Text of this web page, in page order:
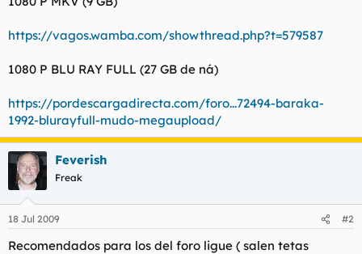
https://vagos.wamba.com/showthread.php?t=579587
1080 P BLU RAY FULL (27 GB de ná)
https://pordescargadirecta.com/foro...72494-baraka-
1992-blurayfull-mudo-megaupload/
Feverish
Freak
18 Jul 2009 #2
Recomendados para los del foro ligue ( salen tetas